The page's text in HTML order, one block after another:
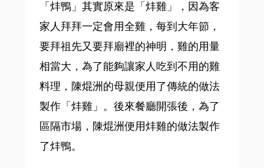
「炐鴨」其實原來是「炐雞」，因為客
家人拜拜一定會用全雞，每到大年節，
要拜祖先又要拜廟裡的神明，雞的用量
相當大，為了能夠讓家人吃到不用的雞
料理，陳焜洲的母親便用了傳統的做法
製作「炐雞」。後來餐廳開張後，為了
區隔市場，陳焜洲便用炐雞的做法製作
了炐鴨。